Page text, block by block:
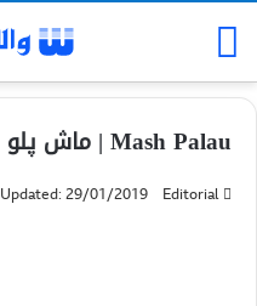
Mash Palau | ماش پلو
Editorial
Updated: 29/01/2019